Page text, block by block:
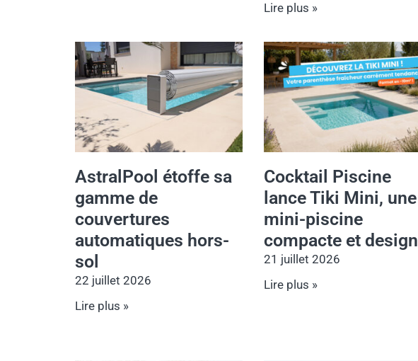
Lire plus »
AstralPool étoffe sa
gamme de
couvertures
automatiques hors-
sol
22 juillet 2026
Lire plus »
Cocktail Piscine
lance Tiki Mini, une
mini-piscine
compacte et design
21 juillet 2026
Lire plus »